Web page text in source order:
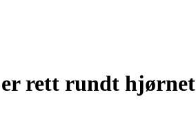
er rett rundt hjørnet